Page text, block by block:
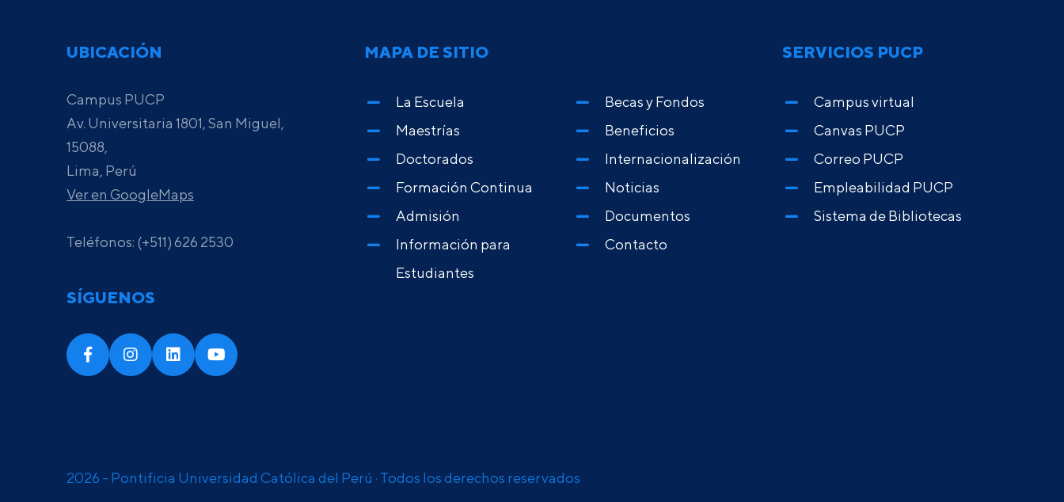
UBICACIÓN
Campus PUCP
Av. Universitaria 1801, San Miguel,
15088,
Lima, Perú
Ver en GoogleMaps
Teléfonos: (+511) 626 2530
SÍGUENOS
MAPA DE SITIO
La Escuela
Maestrías
Doctorados
Formación Continua
Admisión
Información para
Estudiantes
Becas y Fondos
Beneficios
Internacionalización
Noticias
Documentos
Contacto
SERVICIOS PUCP
Campus virtual
Canvas PUCP
Correo PUCP
Empleabilidad PUCP
Sistema de Bibliotecas
2026 - Pontificia Universidad Católica del Perú · Todos los derechos reservados